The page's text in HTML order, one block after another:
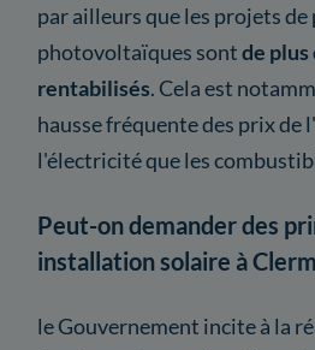
par ailleurs que les projets de
photovoltaïques sontde
rentabilisés. Cela est
hausse fréquente des prix de
l'électricité que les
Peut-on demander des
installation solaire à
le Gouvernement incite à la